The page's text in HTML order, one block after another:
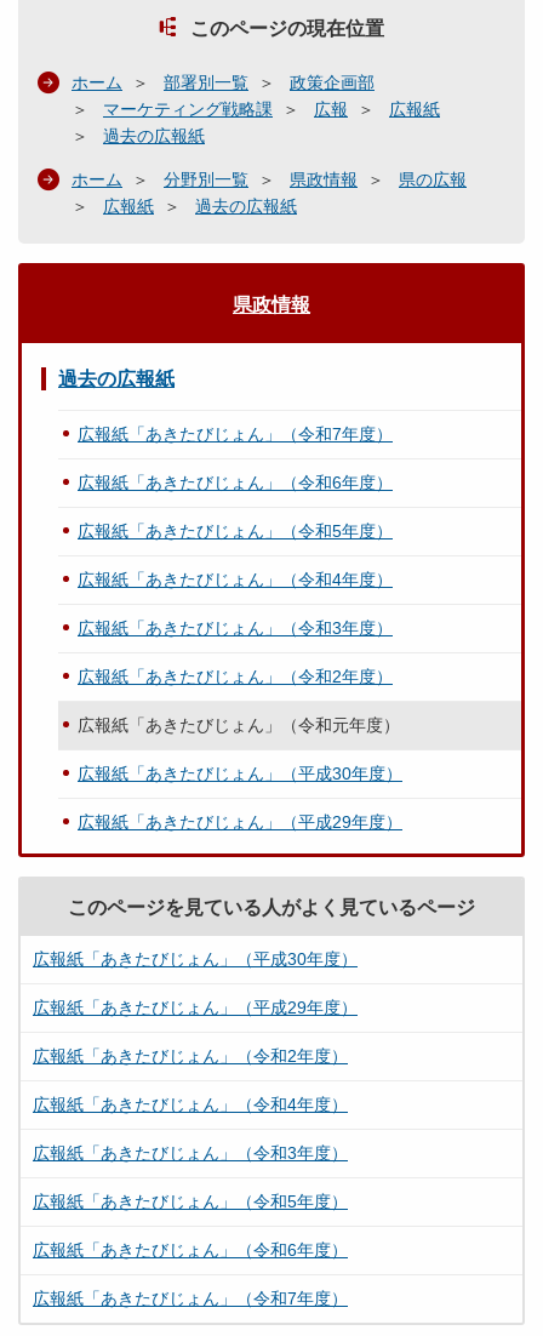
このページの現在位置
ホーム 部署別一覧
政策企画部
マーケティング戦略課
広報
広報紙
過去の広報紙
ホーム 分野別一覧 県政情報
県の広報
広報紙
過去の広報紙
県政情報
過去の広報紙
広報紙「あきたびじょん」（令和7年度）
広報紙「あきたびじょん」（令和6年度）
広報紙「あきたびじょん」（令和5年度）
広報紙「あきたびじょん」（令和4年度）
広報紙「あきたびじょん」（令和3年度）
広報紙「あきたびじょん」（令和2年度）
広報紙「あきたびじょん」（令和元年度）
広報紙「あきたびじょん」（平成30年度）
広報紙「あきたびじょん」（平成29年度）
このページを見ている人がよく見ているページ
広報紙「あきたびじょん」（平成30年度）
広報紙「あきたびじょん」（平成29年度）
広報紙「あきたびじょん」（令和2年度）
広報紙「あきたびじょん」（令和4年度）
広報紙「あきたびじょん」（令和3年度）
広報紙「あきたびじょん」（令和5年度）
広報紙「あきたびじょん」（令和6年度）
広報紙「あきたびじょん」（令和7年度）